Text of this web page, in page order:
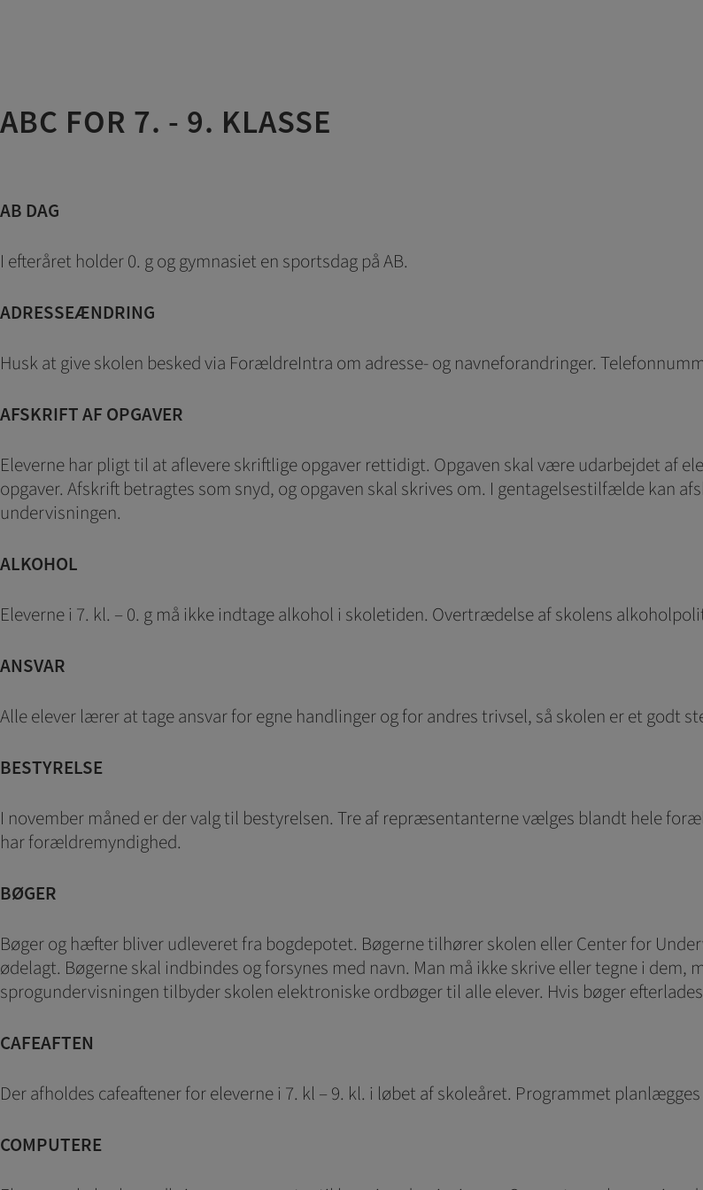
ABC FOR 7. - 9. KLASSE
AB DAG
I efteråret holder 0. g og gymnasiet en sportsdag på AB.
ADRESSEÆNDRING
Husk at give skolen besked via ForældreIntra om adresse- og navneforandringer.
AFSKRIFT AF OPGAVER
Eleverne har pligt til at aflevere skriftlige opgaver rettidigt. Opgaven skal være udarbejdet af
opgaver. Afskrift betragtes som snyd, og opgaven skal skrives om. I gentagelsestilfælde kan
undervisningen.
ALKOHOL
Eleverne i 7. kl. – 0. g må ikke indtage alkohol i skoletiden. Overtrædelse af skolens
ANSVAR
Alle elever lærer at tage ansvar for egne handlinger og for andres trivsel, så skolen er et godt
BESTYRELSE
I november måned er der valg til bestyrelsen. Tre af repræsentanterne vælges blandt hele
har forældremyndighed.
BØGER
Bøger og hæfter bliver udleveret fra bogdepotet. Bøgerne tilhører skolen eller Center for
ødelagt. Bøgerne skal indbindes og forsynes med navn. Man må ikke skrive eller tegne i
sprogundervisningen tilbyder skolen elektroniske ordbøger til alle elever. Hvis bøger
CAFEAFTEN
Der afholdes cafeaftener for eleverne i 7. kl – 9. kl. i løbet af skoleåret. Programmet
COMPUTERE